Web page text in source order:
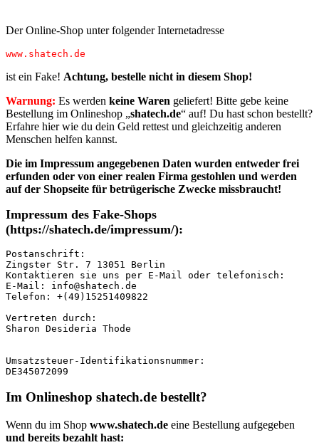
Der Online-Shop unter folgender Internetadresse
www.shatech.de
ist ein Fake! Achtung, bestelle nicht in diesem Shop!
Warnung: Es werden keine Waren geliefert! Bitte gebe keine
Bestellung im Onlineshop „shatech.de“ auf! Du hast schon bestellt?
Erfahre hier wie du dein Geld rettest und gleichzeitig anderen
Menschen helfen kannst.
Die im Impressum angegebenen Daten wurden entweder frei
erfunden oder von einer realen Firma gestohlen und werden
auf der Shopseite für betrügerische Zwecke missbraucht!
Impressum des Fake-Shops
(https://shatech.de/impressum/):
Postanschrift:
Zingster Str. 7 13051 Berlin
Kontaktieren sie uns per E-Mail oder telefonisch:
E-Mail: info@shatech.de
Telefon: +(49)15251409822
Vertreten durch:
Sharon Desideria Thode
Umsatzsteuer-Identifikationsnummer:
DE345072099
Im Onlineshop shatech.de bestellt?
Wenn du im Shop www.shatech.de eine Bestellung aufgegeben
und bereits bezahlt hast: